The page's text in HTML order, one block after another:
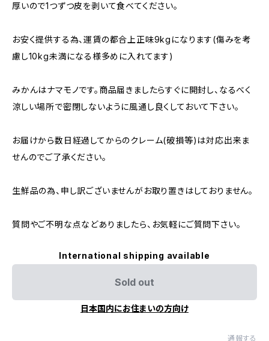
厚いので1つずつ皮を剥いて食べてください。
お安く提供する為、運賃の都合上正味9kgになります(傷みを考
慮し10kg未満になる様多めに入れてます)
みかんはナマモノです。商品届きましたらすぐに開封し、なるべく
涼しい場所で密閉しないように風通し良くしておいて下さい。
お届けから数日経過してからのクレーム(破損等)は対応出来ま
せんのでご了承ください。
生鮮品の為、申し訳ございませんがお取り置きはしておりません。
質問やご不明な点などありましたら、お気軽にご質問下さい。
International shipping available
Sold out
日本国内にお住まいの方向け
通報する